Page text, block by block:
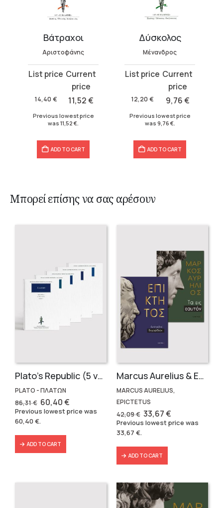
Βάτραχοι
Αριστοφάνης
14,40 €
Original
was:
11,52€
Current
is:
Previous lowest price
was 11,52 €
ADD TO CART
Δύσκολος
Μένανδρος
12,20 €
Original
was:
9,76€
Current
is:
Previous lowest price
was 9,76 €.
ADD TO CART
Μπορεί επίσης να σας αρέσουν
Plato’s Republic (5 volumes)
PLATO - ΠΛΑΤΩΝ
86,31€ Original
price
was:
86,31 €.
60,40€Current
price
is:
Previous lowest price was
60,40€.
ADD TO CART
Marcus Aurelius & Epictetus (Compact works in Greek)
MARCUS AURELIUS,
EPICTETUS
42,09€ Original
price
was:
33,67€Current
price
is:
Previous lowest price was
33,67 €.
ADD TO CART